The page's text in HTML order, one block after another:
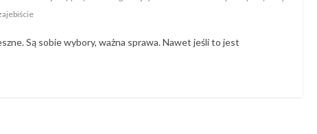
Są sobie wybory, ważna sprawa. Nawet jeśli to jest